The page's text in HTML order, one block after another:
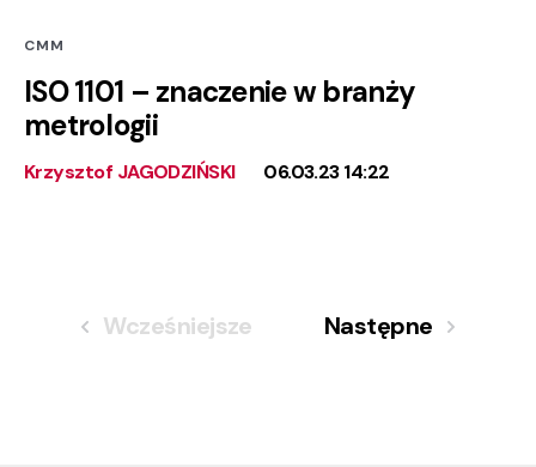
CMM
ISO 1101 – znaczenie w branży
metrologii
Krzysztof JAGODZIŃSKI 06.03.23 14:22
Wcześniejsze Następne